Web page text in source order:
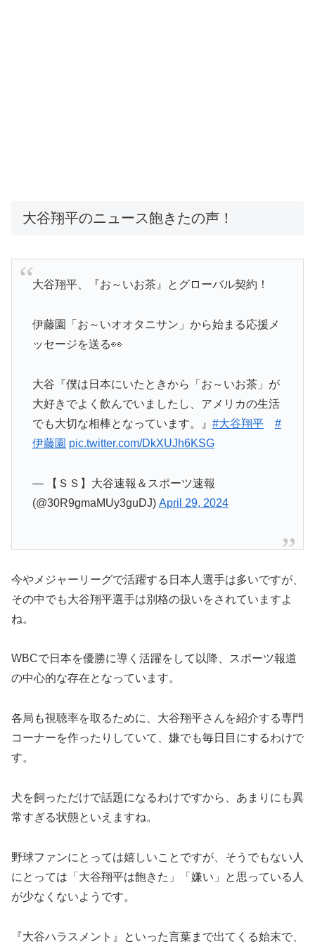
大谷翔平のニュース飽きたの声！
大谷翔平、『お～いお茶』とグローバル契約！
伊藤園「お～いオオタニサン」から始まる応援メ
ッセージを送る👀
大谷『僕は日本にいたときから「お～いお茶」が
大好きでよく飲んでいましたし、アメリカの生活
でも大切な相棒となっています。』 #大谷翔平
#
伊藤園 pic.twitter.com/DkXUJh6KSG
— 【ＳＳ】大谷速報＆スポーツ速報
(@30R9gmaMUy3guDJ) April 29, 2024
今やメジャーリーグで活躍する日本人選手は多いですが、
その中でも大谷翔平選手は別格の扱いをされていますよ
ね。
WBCで日本を優勝に導く活躍をして以降、スポーツ報道
の中心的な存在となっています。
各局も視聴率を取るために、大谷翔平さんを紹介する専門
コーナーを作ったりしていて、嫌でも毎日目にするわけで
す。
犬を飼っただけで話題になるわけですから、あまりにも異
常すぎる状態といえますね。
野球ファンにとっては嬉しいことですが、そうでもない人
にとっては「大谷翔平は飽きた」「嫌い」と思っている人
が少なくないようです。
『大谷ハラスメント』といった言葉まで出てくる始末で、